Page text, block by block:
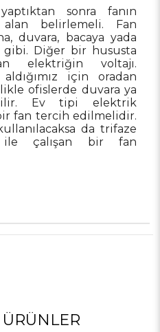
sonra fanın
alan belirlemeli. Fan
duvara, bacaya yada
gibi. Diğer bir hususta
elektriğin voltajı.
için oradan
ofislerde duvara ya
Ev tipi elektrik
fan tercih edilmelidir.
da trifaze
çalışan bir fan